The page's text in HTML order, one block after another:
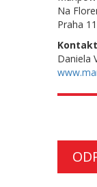
Na
Praha
Daniela